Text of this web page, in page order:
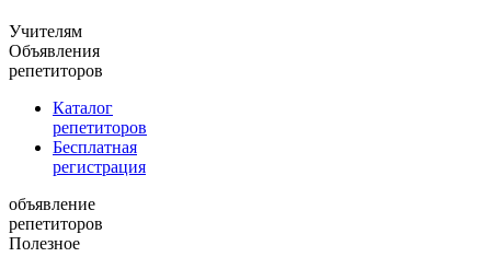
Учителям
Объявления
репетиторов
Каталог
репетиторов
Бесплатная
регистрация
объявление
репетиторов
Полезное